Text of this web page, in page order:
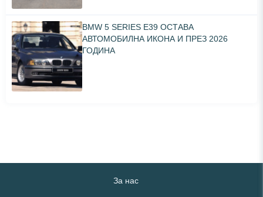
BMW 5 SERIES E39 ОСТАВА
АВТОМОБИЛНА ИКОНА И ПРЕЗ 2026
ГОДИНА
За нас